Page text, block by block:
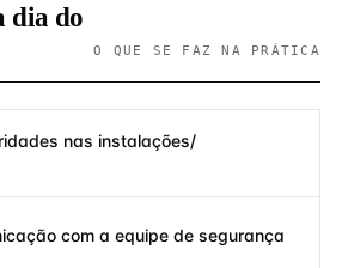
dia do
O QUE SE FAZ NA PRÁTICA
nas instalações/
com a equipe de segurança